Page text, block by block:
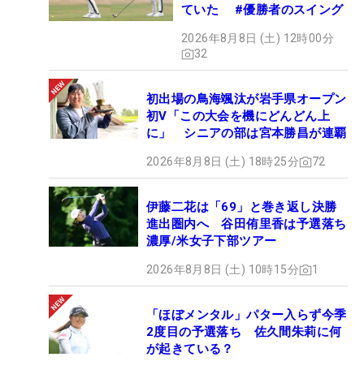
ていた #優勝者のスイング
2026年8月8日 (土) 12時00分
32
初出場の鳥海颯汰が岩手県オープン
初V「この大会を機にどんどん上
に」 シニアの部は宮本勝昌が連覇
2026年8月8日 (土) 18時25分 72
伊藤二花は「69」と巻き返し決勝
進出圏内へ 谷田侑里香は予選落ち
濃厚/米女子下部ツアー
2026年8月8日 (土) 10時15分 1
「ほぼメンタル」パター入らず今季
2度目の予選落ち 佐久間朱莉に何
が起きている？